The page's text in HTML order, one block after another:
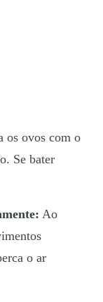
os ovos com o
Se bater
Ao
o ar